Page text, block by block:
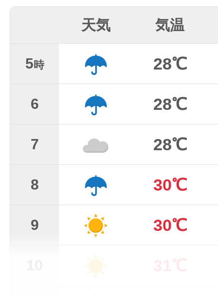
天気 気温
5時 28℃
6 28℃
7 28℃
8 30℃
9 30℃